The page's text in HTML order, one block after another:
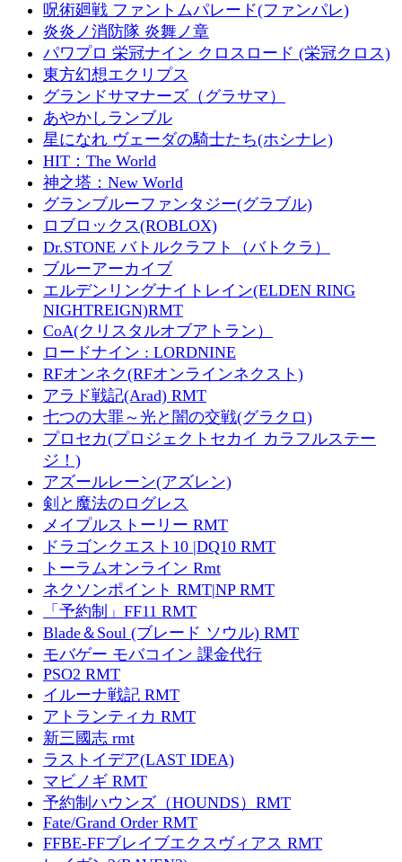
呪術廻戦 ファントムパレード(ファンパレ)
炎炎ノ消防隊 炎舞ノ章
パワプロ 栄冠ナイン クロスロード (栄冠クロス)
東方幻想エクリプス
グランドサマナーズ（グラサマ）
あやかしランブル
星になれ ヴェーダの騎士たち(ホシナレ)
HIT：The World
神之塔：New World
グランブルーファンタジー(グラブル)
ロブロックス(ROBLOX)
Dr.STONE バトルクラフト（バトクラ）
ブルーアーカイブ
エルデンリングナイトレイン(ELDEN RING
NIGHTREIGN)RMT
CoA(クリスタルオブアトラン）
ロードナイン : LORDNINE
RFオンネク(RFオンラインネクスト)
アラド戦記(Arad) RMT
七つの大罪～光と闇の交戦(グラクロ)
プロセカ(プロジェクトセカイ カラフルステー
ジ！)
アズールレーン(アズレン)
剣と魔法のログレス
メイプルストーリー RMT
ドラゴンクエスト10 |DQ10 RMT
トーラムオンライン Rmt
ネクソンポイント RMT|NP RMT
「予約制」FF11 RMT
Blade＆Soul (ブレード ソウル) RMT
モバゲー モバコイン 課金代行
PSO2 RMT
イルーナ戦記 RMT
アトランティカ RMT
新三國志 rmt
ラストイデア(LAST IDEA)
マビノギ RMT
予約制ハウンズ（HOUNDS）RMT
Fate/Grand Order RMT
FFBE-FFブレイブエクスヴィアス RMT